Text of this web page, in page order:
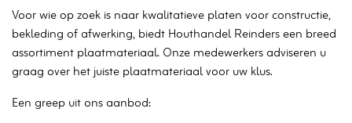
Voor wie op zoek is naar kwalitatieve platen voor constructie,
bekleding of afwerking, biedt Houthandel Reinders een breed
assortiment plaatmateriaal. Onze medewerkers adviseren u
graag over het juiste plaatmateriaal voor uw klus.
Een greep uit ons aanbod: